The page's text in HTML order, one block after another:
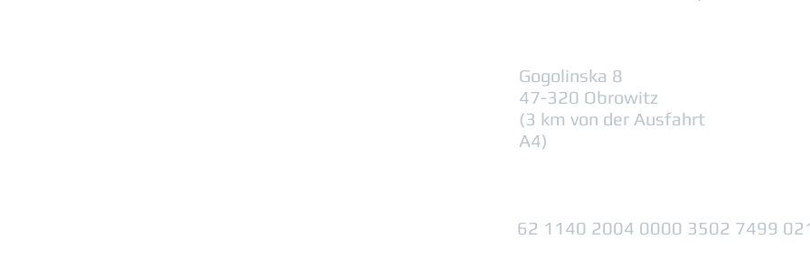
Gogolinska 8
47-320 Obrowitz
(3 km von der Ausfahrt
A4)
62 1140 2004 0000 3502 7499